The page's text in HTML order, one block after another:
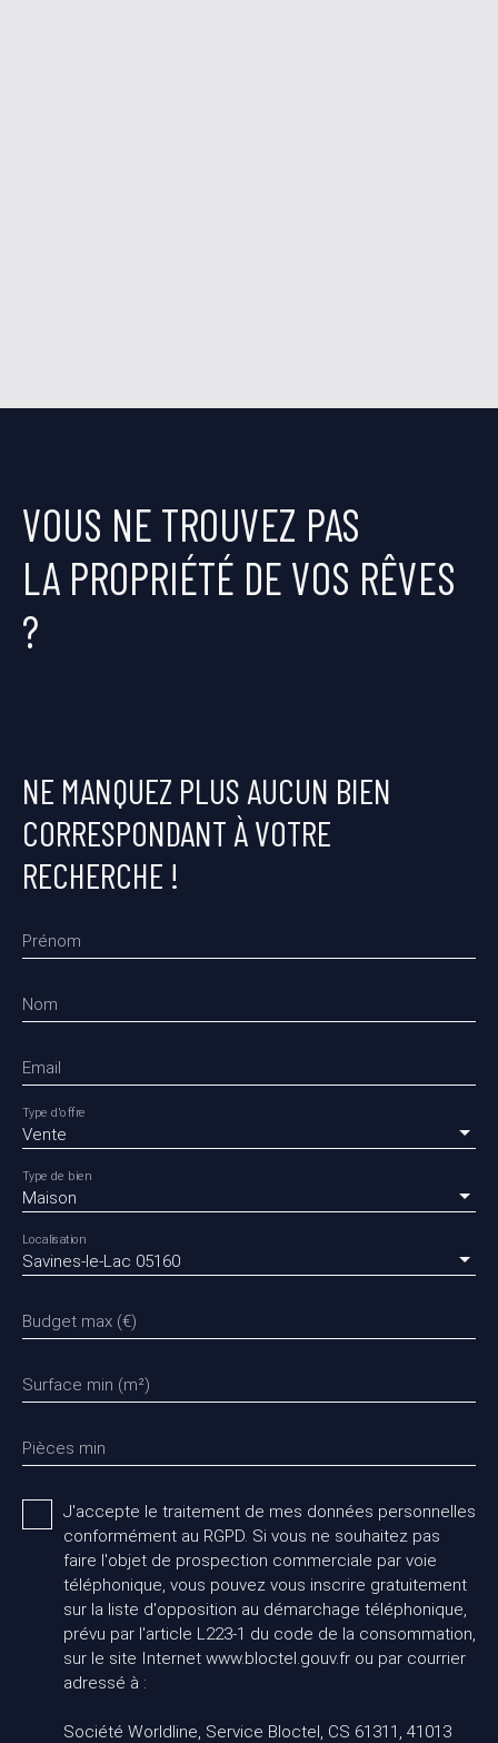
VOUS NE TROUVEZ PAS
LA PROPRIÉTÉ DE VOS RÊVES
?
NE MANQUEZ PLUS AUCUN BIEN
CORRESPONDANT À VOTRE
RECHERCHE !
Prénom
Nom
Email
Vente
Type d'offre
Maison
Type de bien
Savines-le-Lac 05160
Localisation
Budget max (€)
Surface min (m²)
Pièces min
J'accepte le traitement de mes données personnelles
conformément au RGPD. Si vous ne souhaitez pas
faire l'objet de prospection commerciale par voie
téléphonique, vous pouvez vous inscrire gratuitement
sur la liste d'opposition au démarchage téléphonique,
prévu par l'article L223-1 du code de la consommation,
sur le site Internet www.bloctel.gouv.fr ou par courrier
adressé à :
Société Worldline, Service Bloctel, CS 61311, 41013